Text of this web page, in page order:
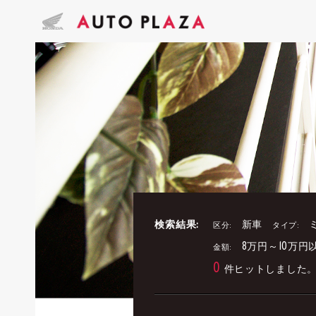
検索結果: 区分: 新車 タイプ:
金額: 8万円～10万円
0 件ヒットしました。